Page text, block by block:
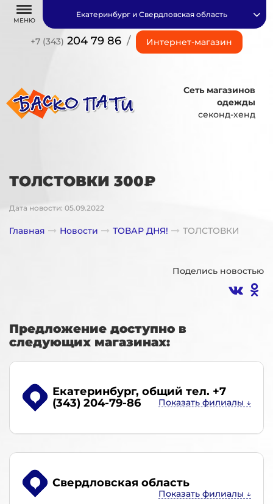
МЕНЮ
+7 (343) 204 79 86 / Интернет-магазин
Екатеринбург и Свердловская область
Сеть магазинов
одежды
секонд-хенд
ТОЛСТОВКИ 300₽
Дата новости: 05.09.2022
Главная Новости ТОВАР ДНЯ! ТОЛСТОВКИ
Поделись новостью
Предложение доступно в
следующих магазинах:
Екатеринбург, общий тел. +7
(343) 204-79-86
Свердловская область